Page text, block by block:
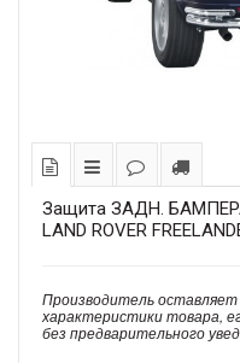
Защита ЗАДН.
LAND ROVER
Производитель оставляет
характеристики товара,
без предварительного